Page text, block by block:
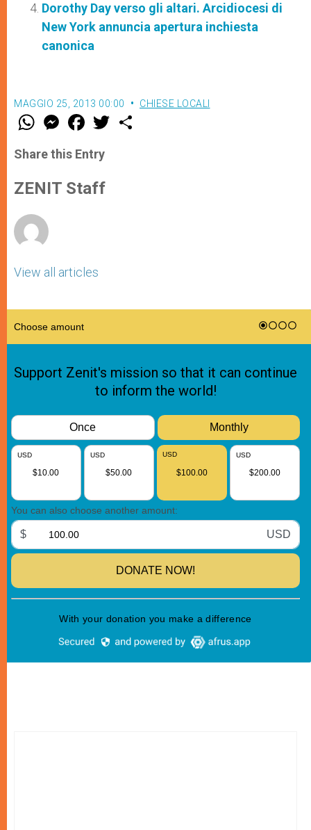
Dorothy Day verso gli altari. Arcidiocesi di
New York annuncia apertura inchiesta
canonica
MAGGIO 25, 2013 00:00 CHIESE LOCALI
W
t
s
p
p
M
e
s
e
g
e
F
a
e
b
o
k
w
Share this Entry
ZENIT Staff
View all articles